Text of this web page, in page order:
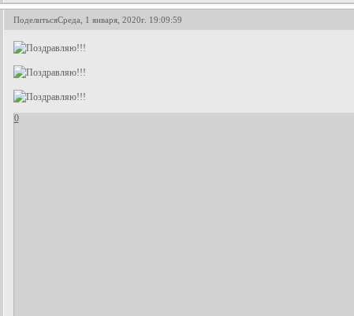
ПоделитьсяСреда, 1 января, 2020г. 19:09:59
0